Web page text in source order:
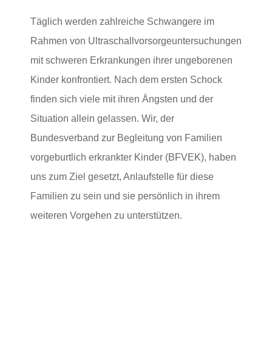
Täglich werden zahlreiche Schwangere im
Rahmen von Ultraschallvorsorgeuntersuchungen
mit schweren Erkrankungen ihrer ungeborenen
Kinder konfrontiert. Nach dem ersten Schock
finden sich viele mit ihren Ängsten und der
Situation allein gelassen. Wir, der
Bundesverband zur Begleitung von Familien
vorgeburtlich erkrankter Kinder (BFVEK), haben
uns zum Ziel gesetzt, Anlaufstelle für diese
Familien zu sein und sie persönlich in ihrem
weiteren Vorgehen zu unterstützen.